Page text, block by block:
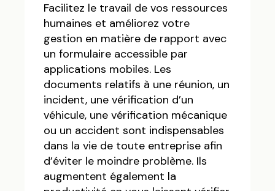
Facilitez le travail de vos ressources
humaines et améliorez votre
gestion en matière de rapport avec
un formulaire accessible par
applications mobiles. Les
documents relatifs à une réunion, un
incident, une vérification d’un
véhicule, une vérification mécanique
ou un accident sont indispensables
dans la vie de toute entreprise afin
d’éviter le moindre problème. Ils
augmentent également la